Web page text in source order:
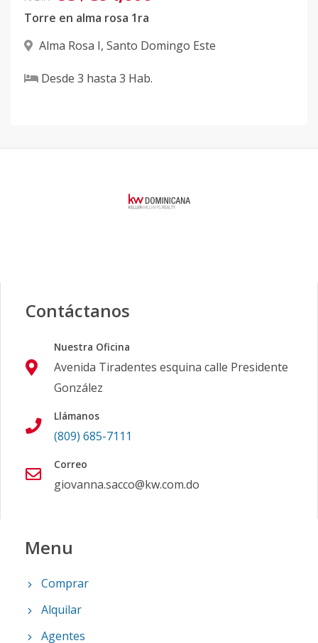
Torre en alma rosa 1ra
Alma Rosa I, Santo Domingo Este
Desde 3 hasta 3 Hab.
Contáctanos
Nuestra Oficina
Avenida Tiradentes esquina calle Presidente
González
Llámanos
(809) 685-7111
Correo
giovanna.sacco@kw.com.do
Menu
Comprar
Alquilar
Agentes